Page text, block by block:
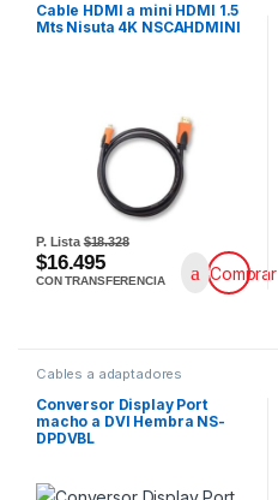
Cable HDMI a mini HDMI 1.5
Mts Nisuta 4K NSCAHDMINI
P. Lista$18.328
$16.495
CON TRANSFERENCIA Comprar
Cables a adaptadores
Conversor Display Port
macho a DVI Hembra NS-
DPDVBL